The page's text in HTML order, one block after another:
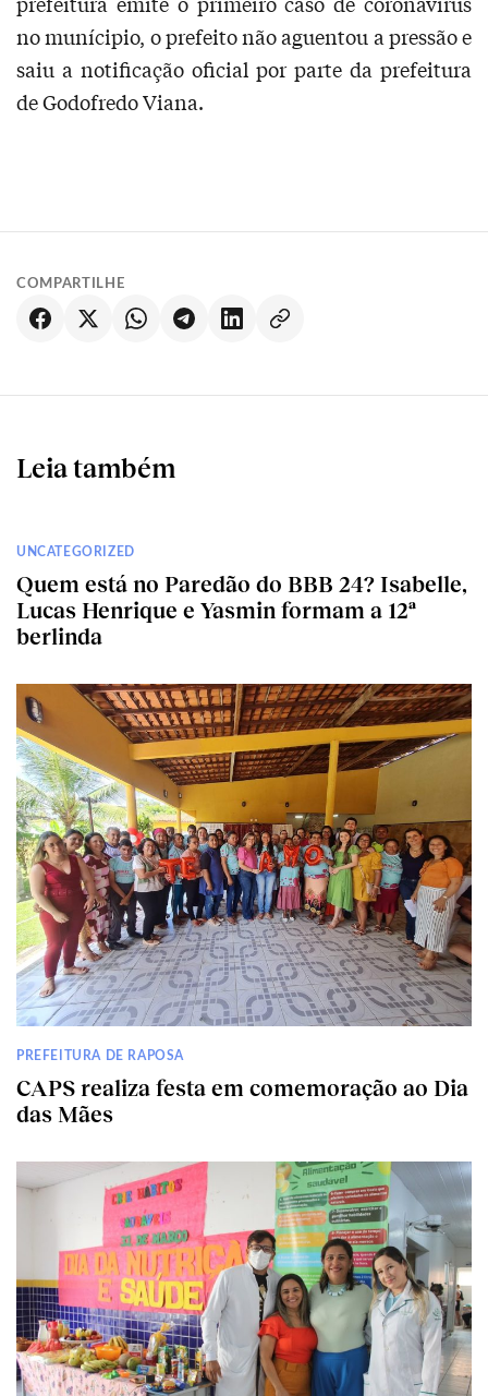
no munícipio, o prefeito não aguentou a pressão e
saiu a notificação oficial por parte da prefeitura
de Godofredo Viana.
COMPARTILHE
Leia também
UNCATEGORIZED
Quem está no Paredão do BBB 24? Isabelle,
Lucas Henrique e Yasmin formam a 12ª
berlinda
PREFEITURA DE RAPOSA
CAPS realiza festa em comemoração ao Dia
das Mães